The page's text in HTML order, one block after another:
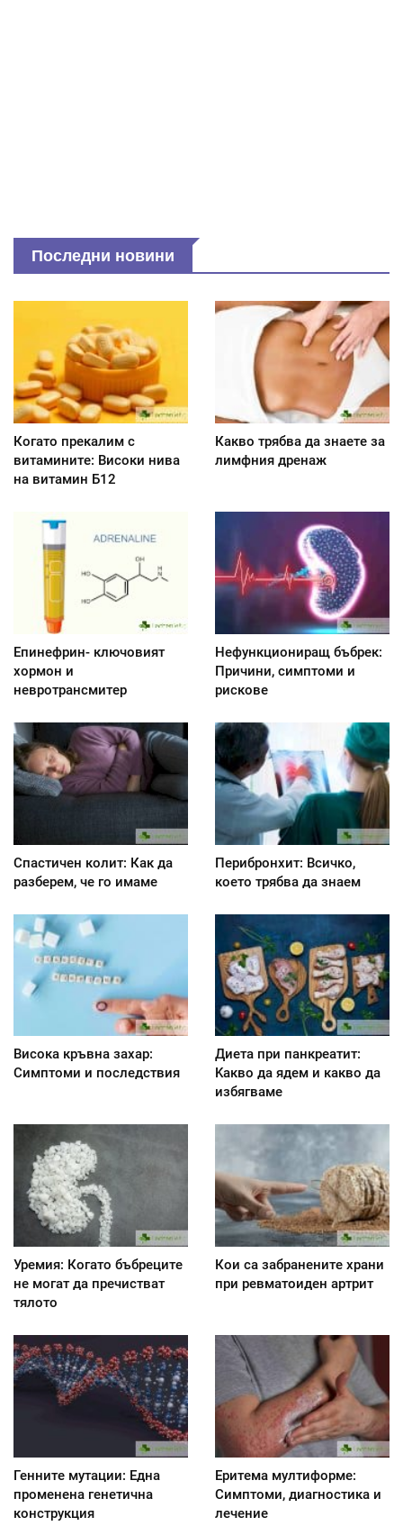
Последни новини
Когато прекалим с
витамините: Високи нива
на витамин Б12
Какво трябва да знаете за
лимфния дренаж
Епинефрин- ключовият
хормон и
невротрансмитер
Нефункциониращ бъбрек:
Причини, симптоми и
рискове
Спастичен колит: Как да
разберем, че го имаме
Перибронхит: Всичко,
което трябва да знаем
Висока кръвна захар:
Симптоми и последствия
Диета при панкреатит:
Kакво да ядем и какво да
избягваме
Уремия: Когато бъбреците
не могат да пречистват
тялото
Кои са забранените храни
при ревматоиден артрит
Генните мутации: Една
променена генетична
конструкция
Еритема мултиформе:
Симптоми, диагностика и
лечение